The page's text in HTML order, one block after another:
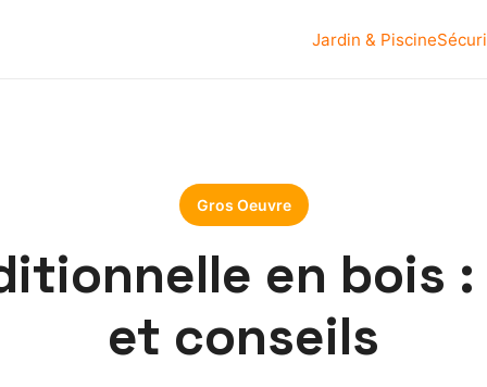
Jardin & Piscine
Gros Oeuvre
en bois
et conseils